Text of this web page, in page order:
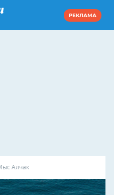
РЕКЛАМА
Алчак